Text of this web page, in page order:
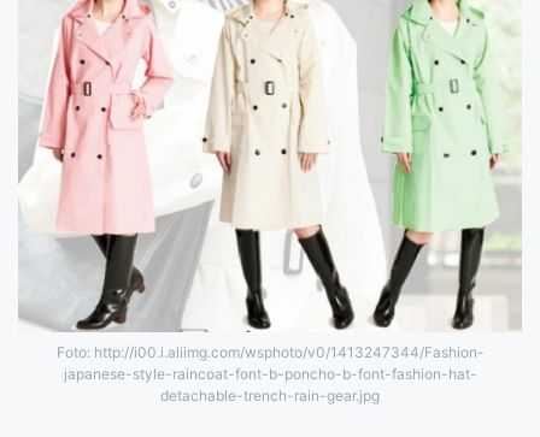
Foto: http://i00.i.aliimg.com/wsphoto/v0/1413247344/Fashion-
japanese-style-raincoat-font-b-poncho-b-font-fashion-hat-
detachable-trench-rain-gear.jpg